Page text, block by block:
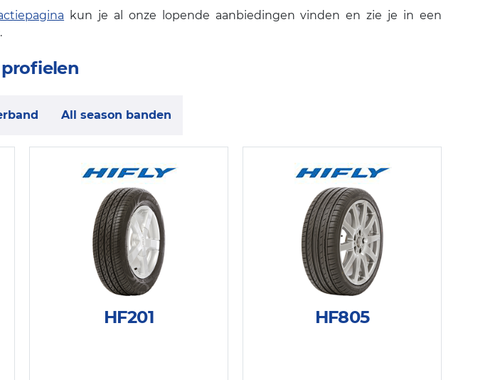
kun je al onze lopende aanbiedingen vinden en zie je in een
All season banden
HF201 HF805